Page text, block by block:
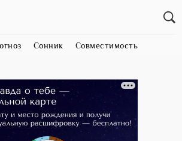
Сонник Совместимость